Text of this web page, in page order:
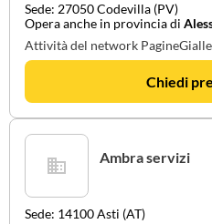
Sede: 27050 Codevilla (PV)
Opera anche in provincia di
Attività del network
Chiedi
Ambra servizi
Sede: 14100 Asti (AT)